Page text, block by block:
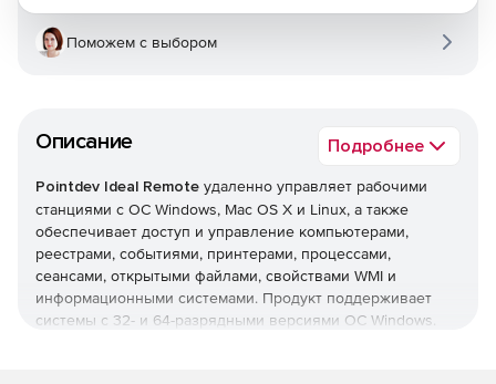
Описание Подробнее
Pointdev Ideal Remote удаленно управляет рабочими
станциями с ОС Windows, Mac OS X и Linux, а также
обеспечивает доступ и управление компьютерами,
реестрами, событиями, принтерами, процессами,
сеансами, открытыми файлами, свойствами WMI и
информационными системами. Продукт поддерживает
системы с 32- и 64-разрядными версиями ОС Windows.
Поможем с выбором